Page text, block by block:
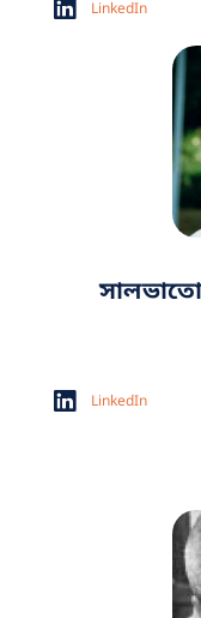
LinkedIn
LinkedIn